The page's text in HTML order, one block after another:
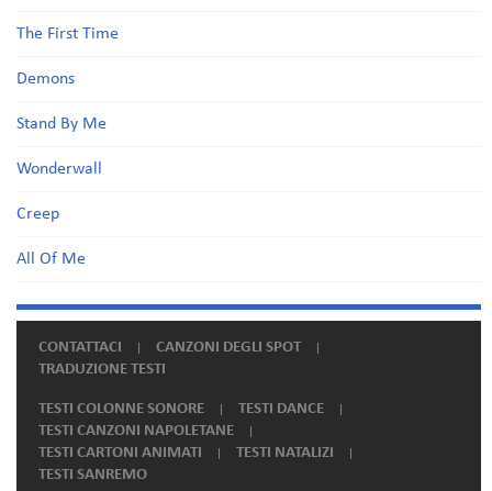
The First Time
Demons
Stand By Me
Wonderwall
Creep
All Of Me
CONTATTACI
CANZONI DEGLI SPOT
TRADUZIONE TESTI
TESTI COLONNE SONORE
TESTI DANCE
TESTI CANZONI NAPOLETANE
TESTI CARTONI ANIMATI
TESTI NATALIZI
TESTI SANREMO